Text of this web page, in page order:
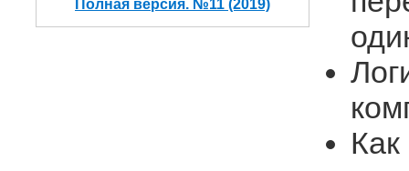
Полная версия. №11 (2019)